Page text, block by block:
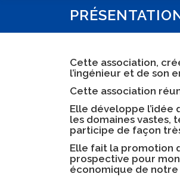
Cette association,
l’ingénieur et de son
Cette association
Elle développe l’idée
les domaines vastes,
participe de façon
Elle fait la promotion
prospective pour
économique de notre